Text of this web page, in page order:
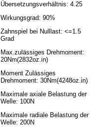
Übersetzungsverhältnis: 4.25
Wirkungsgrad: 90%
Zahnspiel bei Nulllast: <=1.5
Grad
Max.zulässiges Drehmoment:
20Nm(2832oz.in)
Moment Zulässiges
Drehmoment: 30Nm(4248oz.in)
Maximale axiale Belastung der
Welle: 100N
Maximale radiale Belastung der
Welle: 200N